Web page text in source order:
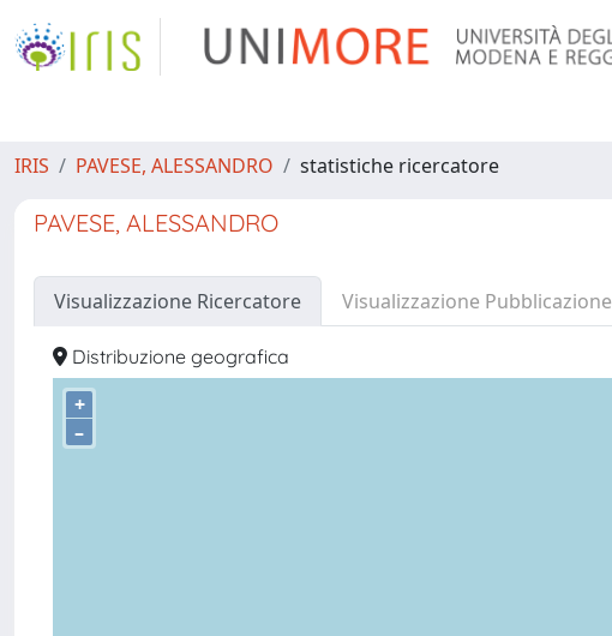
IRIS PAVESE, ALESSANDRO statistiche ricercatore
PAVESE, ALESSANDRO
Visualizzazione Ricercatore Visualizzazione Pubblicazione
Distribuzione geografica
+
–